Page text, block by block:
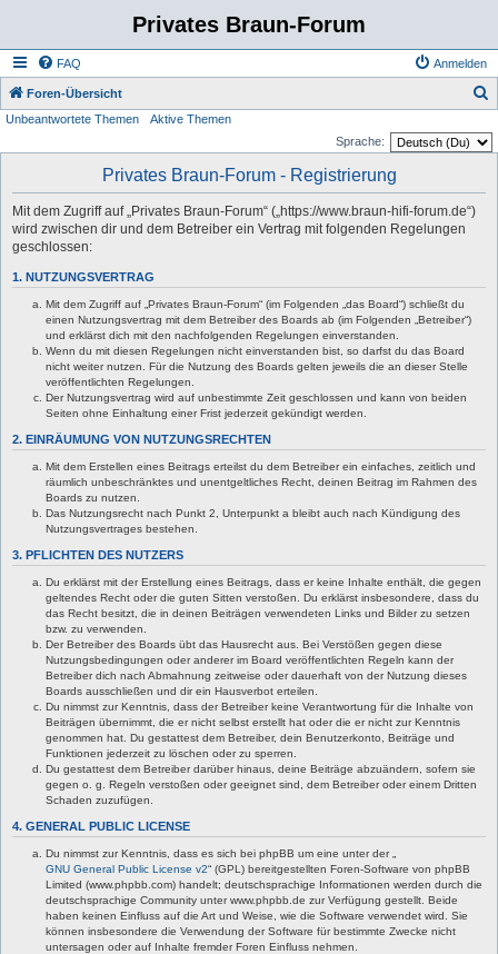
Privates Braun-Forum
FAQ Anmelden
Foren-Übersicht
Unbeantwortete Themen
Aktive Themen
Sprache:
Privates Braun-Forum - Registrierung
Mit dem Zugriff auf „Privates Braun-Forum“ („https://www.braun-hifi-forum.de“)
wird zwischen dir und dem Betreiber ein Vertrag mit folgenden Regelungen
geschlossen:
1. NUTZUNGSVERTRAG
Mit dem Zugriff auf „Privates Braun-Forum“ (im Folgenden „das Board“) schließt du
einen Nutzungsvertrag mit dem Betreiber des Boards ab (im Folgenden „Betreiber“)
und erklärst dich mit den nachfolgenden Regelungen einverstanden.
Wenn du mit diesen Regelungen nicht einverstanden bist, so darfst du das Board
nicht weiter nutzen. Für die Nutzung des Boards gelten jeweils die an dieser Stelle
veröffentlichten Regelungen.
Der Nutzungsvertrag wird auf unbestimmte Zeit geschlossen und kann von beiden
Seiten ohne Einhaltung einer Frist jederzeit gekündigt werden.
2. EINRÄUMUNG VON NUTZUNGSRECHTEN
Mit dem Erstellen eines Beitrags erteilst du dem Betreiber ein einfaches, zeitlich und
räumlich unbeschränktes und unentgeltliches Recht, deinen Beitrag im Rahmen des
Boards zu nutzen.
Das Nutzungsrecht nach Punkt 2, Unterpunkt a bleibt auch nach Kündigung des
Nutzungsvertrages bestehen.
3. PFLICHTEN DES NUTZERS
Du erklärst mit der Erstellung eines Beitrags, dass er keine Inhalte enthält, die gegen
geltendes Recht oder die guten Sitten verstoßen. Du erklärst insbesondere, dass du
das Recht besitzt, die in deinen Beiträgen verwendeten Links und Bilder zu setzen
bzw. zu verwenden.
Der Betreiber des Boards übt das Hausrecht aus. Bei Verstößen gegen diese
Nutzungsbedingungen oder anderer im Board veröffentlichten Regeln kann der
Betreiber dich nach Abmahnung zeitweise oder dauerhaft von der Nutzung dieses
Boards ausschließen und dir ein Hausverbot erteilen.
Du nimmst zur Kenntnis, dass der Betreiber keine Verantwortung für die Inhalte von
Beiträgen übernimmt, die er nicht selbst erstellt hat oder die er nicht zur Kenntnis
genommen hat. Du gestattest dem Betreiber, dein Benutzerkonto, Beiträge und
Funktionen jederzeit zu löschen oder zu sperren.
Du gestattest dem Betreiber darüber hinaus, deine Beiträge abzuändern, sofern sie
gegen o. g. Regeln verstoßen oder geeignet sind, dem Betreiber oder einem Dritten
Schaden zuzufügen.
4. GENERAL PUBLIC LICENSE
Du nimmst zur Kenntnis, dass es sich bei phpBB um eine unter der „
GNU General Public License v2“ (GPL) bereitgestellten Foren-Software von phpBB
Limited (www.phpbb.com) handelt; deutschsprachige Informationen werden durch die
deutschsprachige Community unter www.phpbb.de zur Verfügung gestellt. Beide
haben keinen Einfluss auf die Art und Weise, wie die Software verwendet wird. Sie
können insbesondere die Verwendung der Software für bestimmte Zwecke nicht
untersagen oder auf Inhalte fremder Foren Einfluss nehmen.